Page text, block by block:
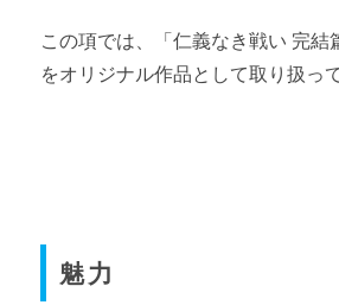
1973 仁義な
1974
この項では、「仁義なき戦い 完結
をオリジナル作品として取り扱っ
魅力